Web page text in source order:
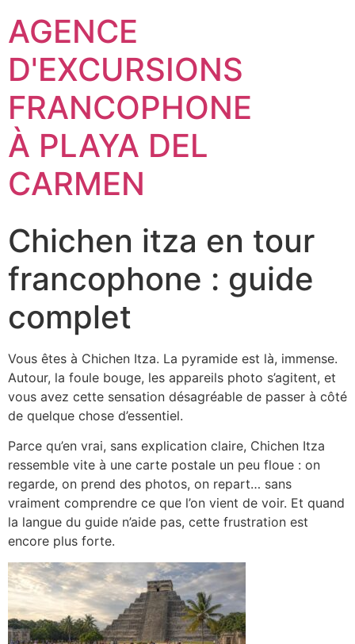
AGENCE
D'EXCURSIONS
FRANCOPHONE
À PLAYA DEL
CARMEN
Chichen itza en tour
francophone : guide
complet
Vous êtes à Chichen Itza. La pyramide est là, immense.
Autour, la foule bouge, les appareils photo s’agitent, et
vous avez cette sensation désagréable de passer à côté
de quelque chose d’essentiel.
Parce qu’en vrai, sans explication claire, Chichen Itza
ressemble vite à une carte postale un peu floue : on
regarde, on prend des photos, on repart… sans
vraiment comprendre ce que l’on vient de voir. Et quand
la langue du guide n’aide pas, cette frustration est
encore plus forte.